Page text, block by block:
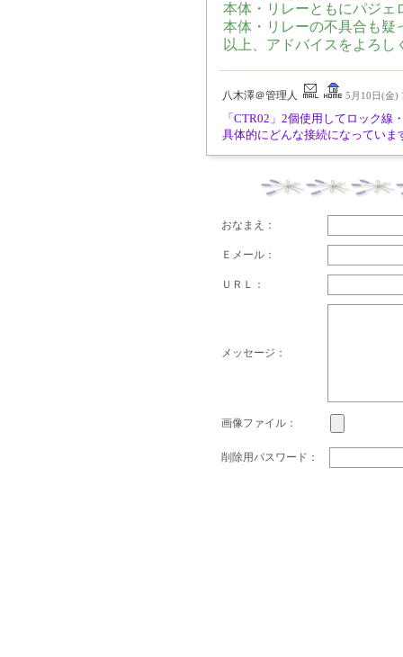
本体・リレーともにパジェ
本体・リレーの不具合も疑
以上、アドバイスをよろ
八木澤＠管理人 5月10日(金)
「CTR02」2個使用してロック
具体的にどんな接続になっていま
おなまえ：
Ｅメール：
ＵＲＬ：
メッセージ：
画像ファイル：
削除用パスワード：